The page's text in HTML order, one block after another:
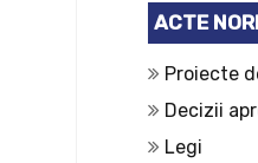
ACTE
Proiecte
Decizii
Legi